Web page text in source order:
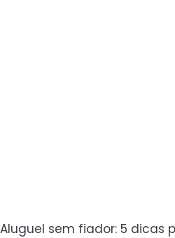
Aluguel sem fiador: 5 dicas